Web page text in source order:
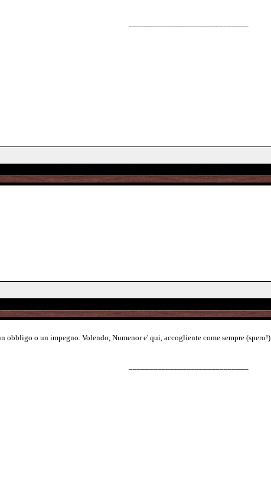
obbligo o un impegno. Volendo, Numenor e' qui, accogliente come sempre (spero!)